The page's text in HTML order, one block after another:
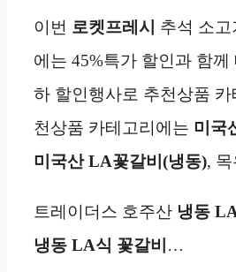
이번 로켓프레시
추석 소
에는 45%특가 할인과 함께
하 할인행사로 추천상품
천상품 카테고리에는 미국
미국산 LA꽃갈비(냉동),
트레이더스 호주산 냉동
냉동 LA식 꽃갈비 …